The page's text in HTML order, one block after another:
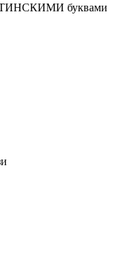
буквами